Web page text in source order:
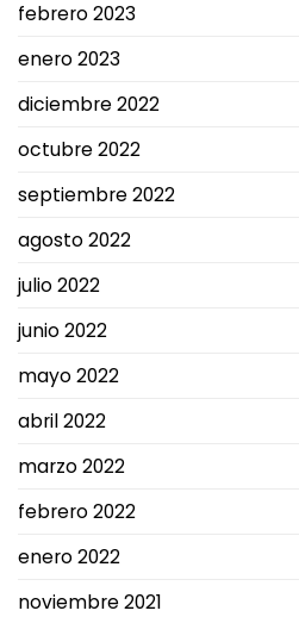
febrero 2023
enero 2023
diciembre 2022
octubre 2022
septiembre 2022
agosto 2022
julio 2022
junio 2022
mayo 2022
abril 2022
marzo 2022
febrero 2022
enero 2022
noviembre 2021